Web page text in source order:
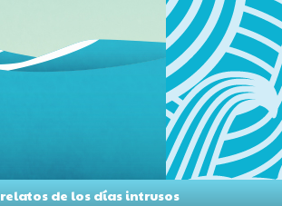
relatos de los días intrusos